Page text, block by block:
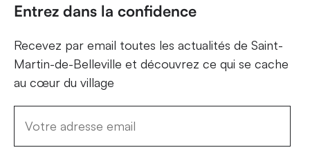
Entrez dans la confidence
Recevez par email toutes les actualités de Saint-
Martin-de-Belleville et découvrez ce qui se cache
au cœur du village